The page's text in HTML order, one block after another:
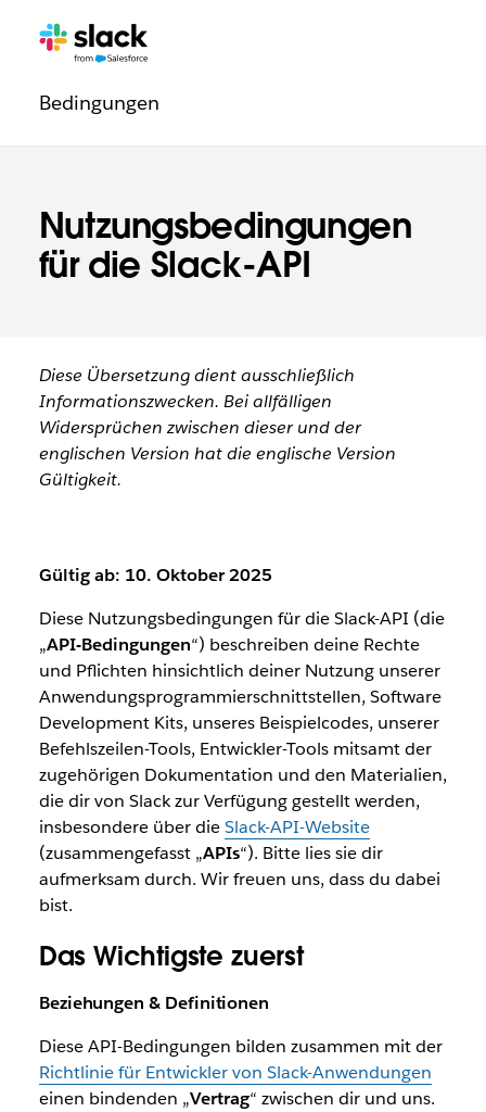
Nutzungsbedingungen
für die Slack-API
Navigation:
Rechtliche
Zusätzliche
BedingungenSeiten
Diese Übersetzung dient ausschließlich
Informationszwecken. Bei allfälligen
Widersprüchen zwischen dieser und der
englischen Version hat die englische Version
Gültigkeit.
Gültig ab: 10. Oktober 2025
Diese Nutzungsbedingungen für die Slack-API (die
„API-Bedingungen“) beschreiben deine Rechte
und Pflichten hinsichtlich deiner Nutzung unserer
Anwendungsprogrammierschnittstellen, Software
Development Kits, unseres Beispielcodes, unserer
Befehlszeilen-Tools, Entwickler-Tools mitsamt der
zugehörigen Dokumentation und den Materialien,
die dir von Slack zur Verfügung gestellt werden,
insbesondere über dieSlack-API-Website
(zusammengefasst „APIs“). Bitte lies sie dir
aufmerksam durch. Wir freuen uns, dass du dabei
bist.
Das Wichtigste zuerst
Beziehungen & Definitionen
Diese API-Bedingungen bilden zusammen mit der
Richtlinie für Entwickler von Slack-Anwendungen
einen bindenden „Vertrag“ zwischen dir und uns.